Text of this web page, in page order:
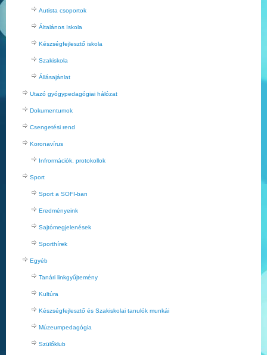
Autista csoportok
Általános Iskola
Készségfejlesztő iskola
Szakiskola
Állásajánlat
Utazó gyógypedagógiai hálózat
Dokumentumok
Csengetési rend
Koronavírus
Infrormációk, protokollok
Sport
Sport a SOFI-ban
Eredményeink
Sajtómegjelenések
Sporthírek
Egyéb
Tanári linkgyűjtemény
Kultúra
Készségfejlesztő és Szakiskolai tanulók munkái
Múzeumpedagógia
Szülőklub